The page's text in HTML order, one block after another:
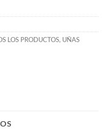
LOS PRODUCTOS, UÑAS